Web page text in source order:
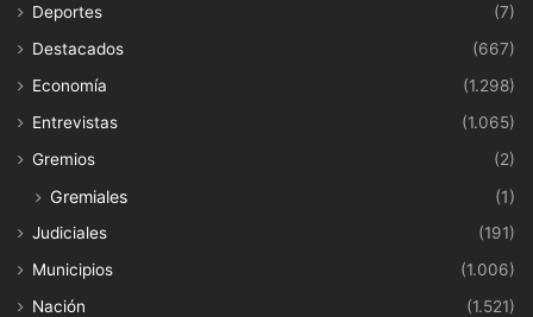
Deportes
(7)
Destacados
(667)
Economía
(1.298)
Entrevistas
(1.065)
Gremios
(2)
Gremiales (1)
Judiciales
(191)
Municipios
(1.006)
Nación
(1.521)